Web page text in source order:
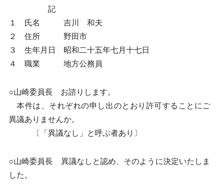
記
１ 氏名 吉川 和夫
２ 住所 野田市
３ 生年月日 昭和二十五年七月十七日
４ 職業 地方公務員
○山崎委員長 お諮りします。
本件は、それぞれの申し出のとおり許可することにご
異議ありませんか。
〔「異議なし」と呼ぶ者あり〕
○山崎委員長 異議なしと認め、そのように決定いたしま
した。